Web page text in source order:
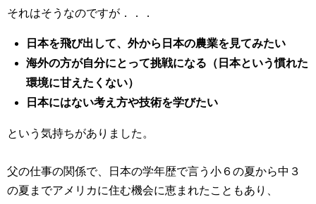
それはそうなのですが．．．
日本を飛び出して、外から日本の農業を見てみたい
海外の方が自分にとって挑戦になる（日本という慣れた
環境に甘えたくない）
日本にはない考え方や技術を学びたい
という気持ちがありました。
父の仕事の関係で、日本の学年歴で言う小６の夏から中３
の夏までアメリカに住む機会に恵まれたこともあり、